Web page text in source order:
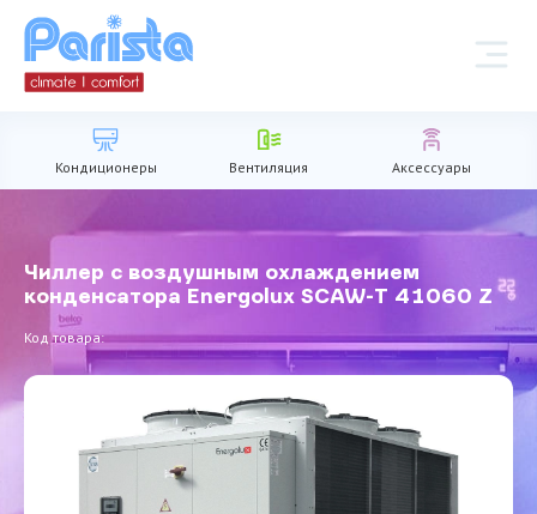
Кондиционеры Вентиляция Аксессуары
Чиллер с воздушным охлаждением
конденсатора Energolux SCAW-T 41060 Z
Код товара: